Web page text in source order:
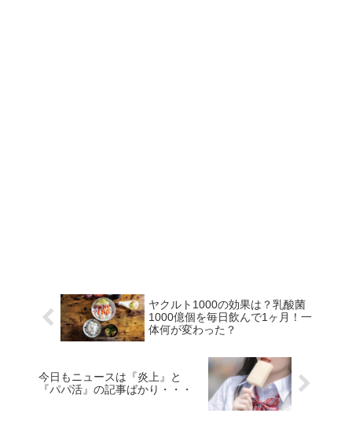
ヤクルト1000の効果は？乳酸菌
1000億個を毎日飲んで1ヶ月！一
体何が変わった？
今日もニュースは『炎上』と
『パパ活』の記事ばかり・・・